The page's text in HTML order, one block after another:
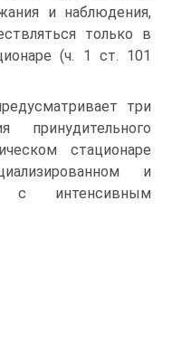
и наблюдения,
только в
(ч. 1 ст. 101
три
принудительного
стационаре
и
с интенсивным